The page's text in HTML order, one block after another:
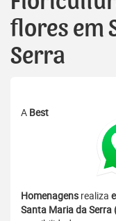
flores em
Serra
A Best
Homenagens realiza
Santa Maria da Serra